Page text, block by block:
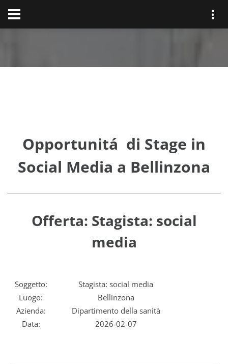
Opportunitá di Stage in
Social Media a Bellinzona
Offerta: Stagista: social
media
Soggetto:
Stagista: social media
Luogo:
Bellinzona
Azienda:
Dipartimento della sanità
Data:
2026-02-07